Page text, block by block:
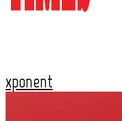
xponent